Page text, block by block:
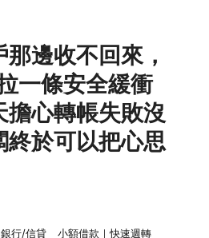
邊收不回來，
一條安全緩衝
心轉帳失敗沒
終於可以把心思
行/信貸 小額借款｜快速週轉